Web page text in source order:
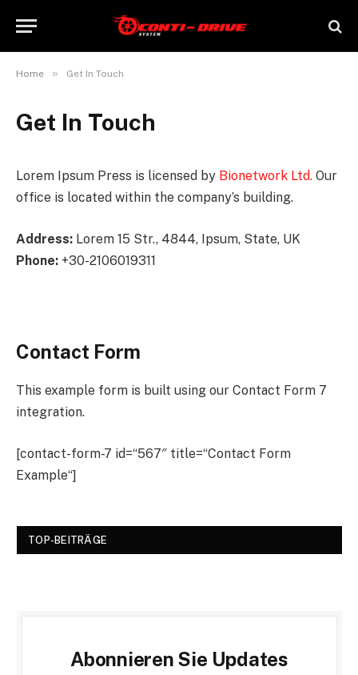
Home » Get In Touch
Get In Touch
Lorem Ipsum Press is licensed by Bionetwork Ltd. Our
office is located within the company’s building.
Address: Lorem 15 Str., 4844, Ipsum, State, UK
Phone: +30-2106019311
Contact Form
This example form is built using our Contact Form 7
integration.
[contact-form-7 id=“567″ title=“Contact Form
Example“]
TOP-BEITRÄGE
Abonnieren Sie Updates